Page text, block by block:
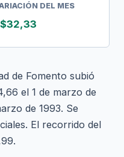
DEL MES
de Fomento subió
el 1 de marzo de
de 1993. Se
El recorrido del